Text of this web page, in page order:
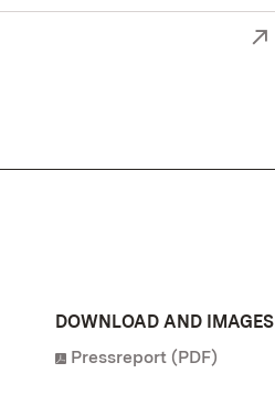
DOWNLOAD AND IMAGES
Pressreport (PDF)